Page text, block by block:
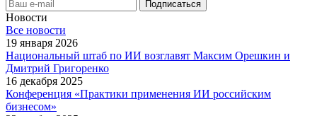
Новости
Все новости
19 января 2026
Национальный штаб по ИИ возглавят Максим Орешкин и
Дмитрий Григоренко
16 декабря 2025
Конференция «Практики применения ИИ российским
бизнесом»